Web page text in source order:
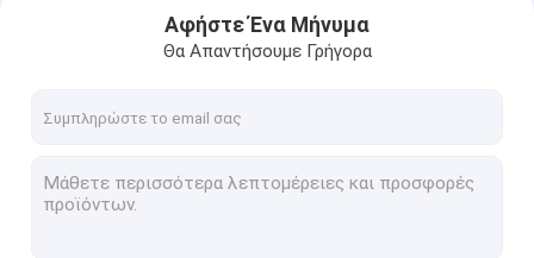
Καλώδιο πτώσης FTTH
Διάταξη 1
Διάταξη οπτικών ινών
Αφήστε Ένα Μήνυμα
Θα Απαντήσουμε Γρήγορα